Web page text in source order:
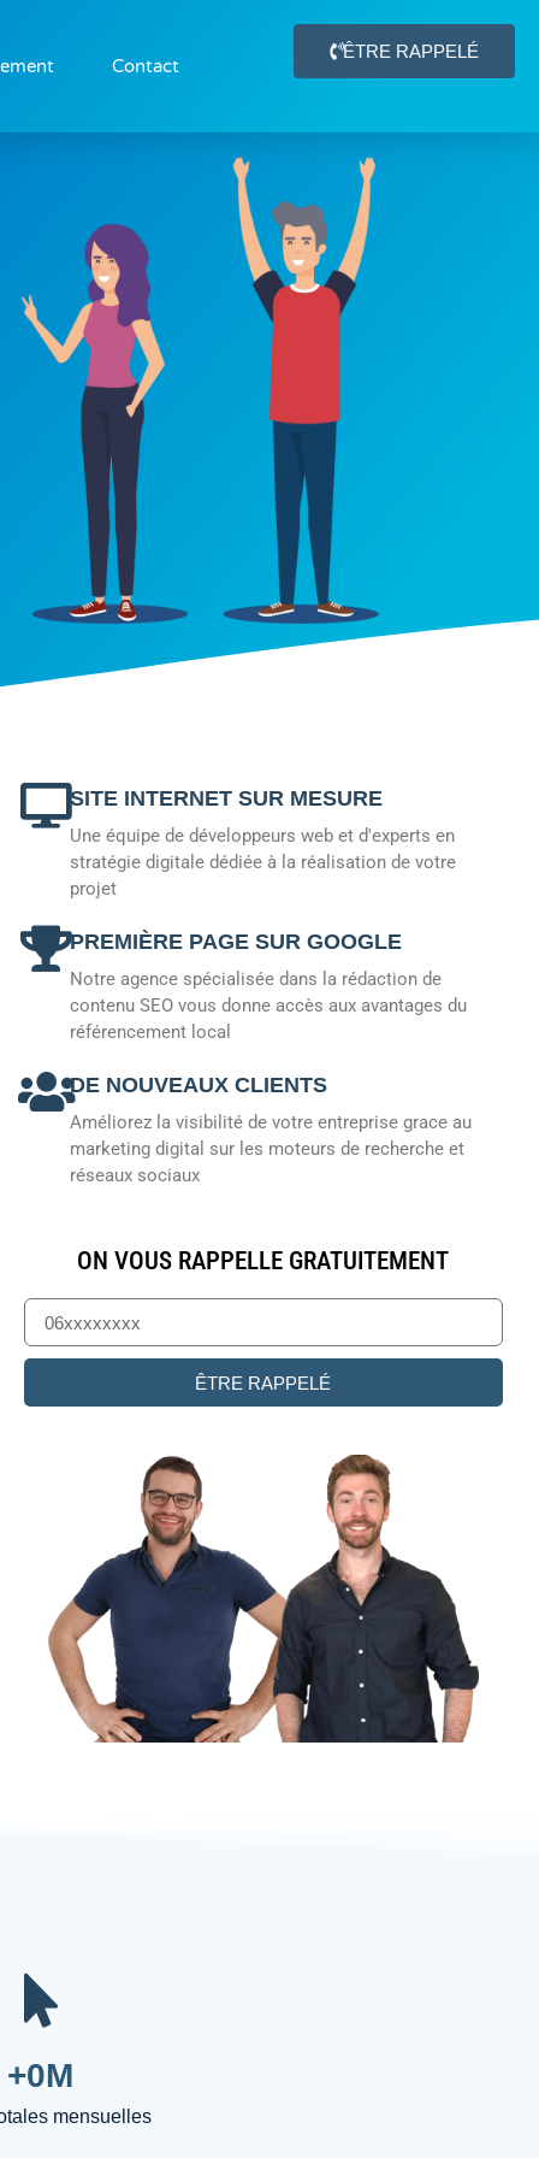
Contact
ÊTRE RAPPELÉ
SITE INTERNET SUR MESURE
Une équipe de développeurs web et d'experts en
stratégie digitale dédiée à la réalisation de votre
projet
PREMIÈRE PAGE SUR GOOGLE
Notre agence spécialisée dans la rédaction de
contenu SEO vous donne accès aux avantages du
référencement local
DE NOUVEAUX CLIENTS
Améliorez la visibilité de votre entreprise grace au
marketing digital sur les moteurs de recherche et
réseaux sociaux
ON VOUS RAPPELLE GRATUITEMENT
ÊTRE RAPPELÉ
mensuelles
+0M